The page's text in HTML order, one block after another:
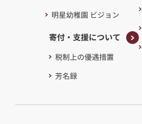
明星幼稚園 ビジョン
寄付・支援について
税制上の優遇措置
芳名録